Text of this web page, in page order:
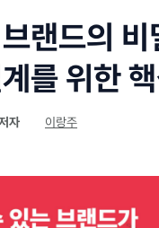
랜드의 비
를 위한
자 이랑주